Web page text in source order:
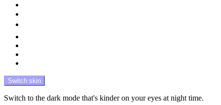
Switch skin
Switch to the dark mode that's kinder on your eyes at night time.